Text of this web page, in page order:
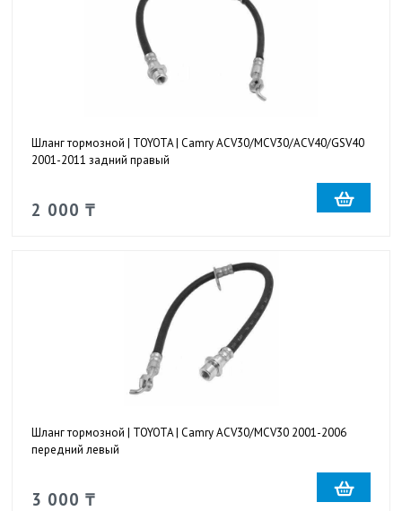
Шланг тормозной | TOYOTA | Camry ACV30/MCV30/ACV40/GSV40
2001-2011 задний правый
2 000 ₸
Шланг тормозной | TOYOTA | Camry ACV30/MCV30 2001-2006
передний левый
3 000 ₸